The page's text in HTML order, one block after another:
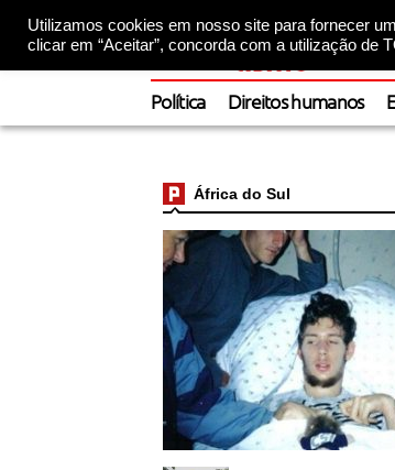
Utilizamos cookies em nosso site para fornecer
clicar em “Aceitar”, concorda com a utilização de
Política Direitos humanos
África do Sul